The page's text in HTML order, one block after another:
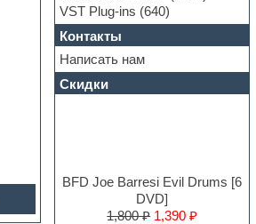
VST Plug-ins (640)
Контакты
Написать нам
Скидки
BFD Joe Barresi Evil Drums [6
DVD]
1,800 ₽ 1,390 ₽